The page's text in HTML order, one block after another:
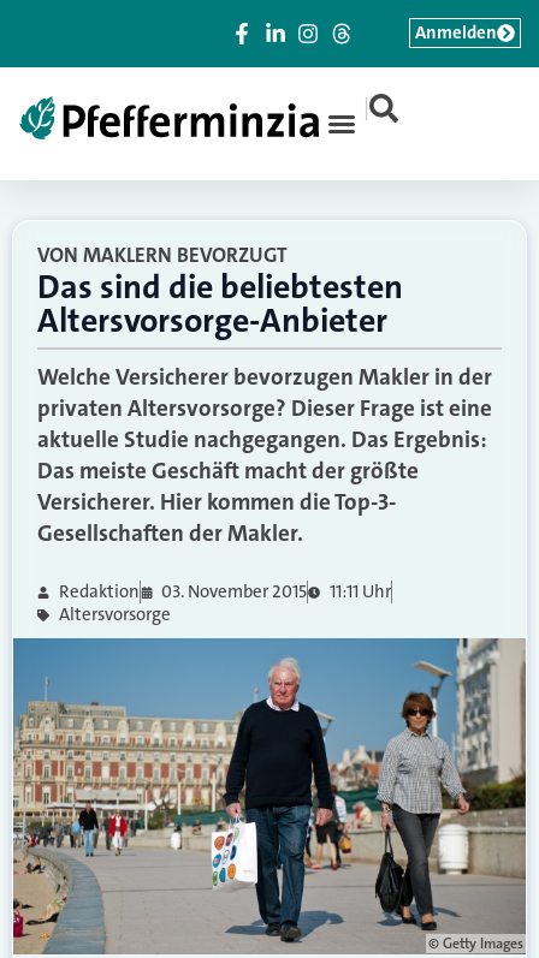
|
Anmelden
VON MAKLERN BEVORZUGT
Das sind die beliebtesten
Altersvorsorge-Anbieter
Welche Versicherer bevorzugen Makler in der
privaten Altersvorsorge? Dieser Frage ist eine
aktuelle Studie nachgegangen. Das Ergebnis:
Das meiste Geschäft macht der größte
Versicherer. Hier kommen die Top-3-
Gesellschaften der Makler.
Redaktion 03. November 2015
11:11 Uhr
Altersvorsorge
© Getty Images